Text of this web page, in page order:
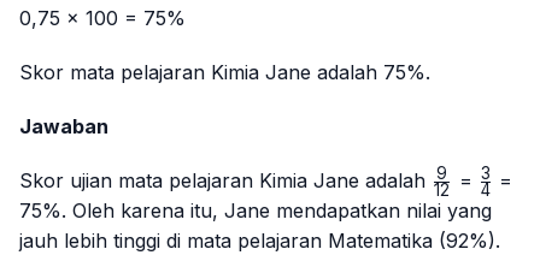
0,75 × 100 = 75%
Skor mata pelajaran Kimia Jane adalah 75%.
Jawaban
Skor ujian mata pelajaran Kimia Jane adalah \frac{9}
{12}
12
9 =
{4}
4
3
=
75%. Oleh karena itu, Jane mendapatkan nilai yang
jauh lebih tinggi di mata pelajaran Matematika (92%).